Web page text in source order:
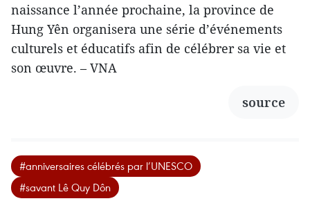
naissance l’année prochaine, la province de
Hung Yên organisera une série d’événements
culturels et éducatifs afin de célébrer sa vie et
son œuvre. – VNA
source
#anniversaires célébrés par l’UNESCO
#savant Lê Quy Dôn